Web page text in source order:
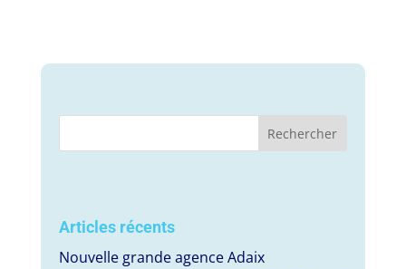
Articles récents
Nouvelle grande agence Adaix